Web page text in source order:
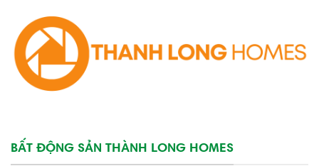
BẤT ĐỘNG SẢN THÀNH LONG HOMES